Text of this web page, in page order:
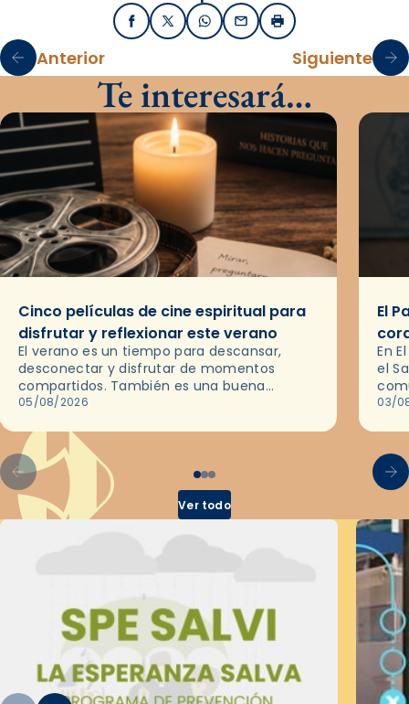
FacebookX / TwitterWhatsApp
EmailImprimir
Anterior Siguiente
Te interesará…
Cinco películas de cine espiritual para
disfrutar y reflexionar este verano
El verano es un tiempo para descansar,
desconectar y disfrutar de momentos
compartidos. También es una buena
ocasión para dejarse llevar por una buena
sobre…
05/08/2026
El
En
el
del
03/
Ver todo